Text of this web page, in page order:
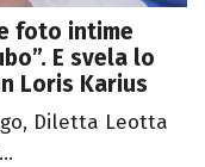
foto intime
E svela lo
Loris Karius
Diletta Leotta